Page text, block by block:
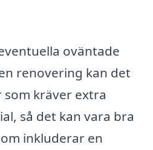
oväntade
renovering kan det
kräver extra
så det kan vara bra
inkluderar en